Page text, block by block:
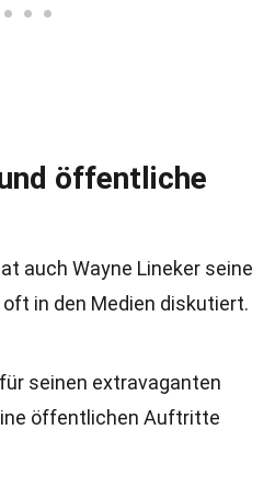
öffentliche
auch Wayne Lineker seine
in den Medien diskutiert.
seinen extravaganten
öffentlichen Auftritte